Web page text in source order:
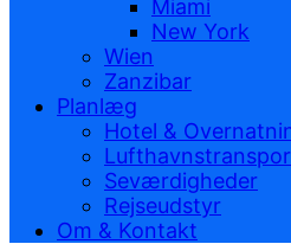
Miami
New York
Wien
Zanzibar
Planlæg
Hotel &
Seværdigheder
Rejseudstyr
Om & Kontakt